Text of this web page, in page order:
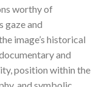
worthy of
gaze and
image’s historical
and
position within the
and symbolic